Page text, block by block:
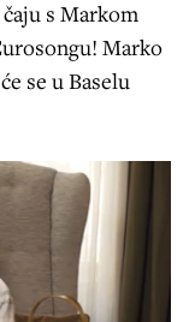
s Markom
Marko
se u Baselu